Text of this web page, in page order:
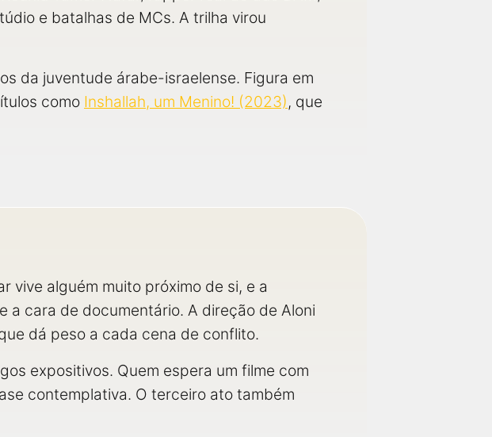
e batalhas de MCs. A trilha virou
da juventude árabe-israelense. Figura em
como Inshallah, um Menino! (2023), que
vive alguém muito próximo de si, e a
a cara de documentário. A direção de Aloni
dá peso a cada cena de conflito.
expositivos. Quem espera um filme com
contemplativa. O terceiro ato também